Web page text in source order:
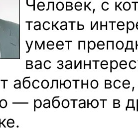
Человек, с
таскать
умеет
вас
абсолютно
— работают в